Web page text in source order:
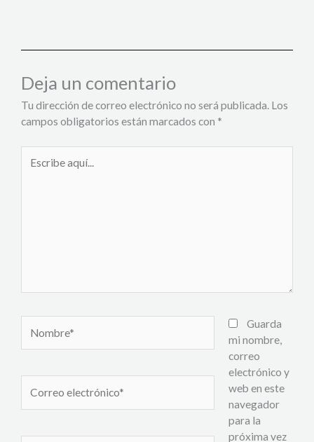
Deja un comentario
Tu dirección de correo electrónico no será publicada. Los
campos obligatorios están marcados con *
aquí...
electrónico*
Guarda
mi nombre,
correo
electrónico y
web en este
navegador
para la
próxima vez